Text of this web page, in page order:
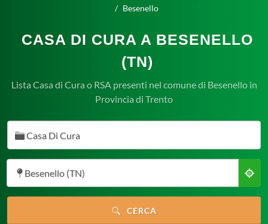
Besenello
CASA DI CURA A BESENELLO
(TN)
Lista Casa di Cura o RSA presenti nel comune di Besenello in
Provincia di Trento
Casa Di Cura
Besenello (TN)
CERCA